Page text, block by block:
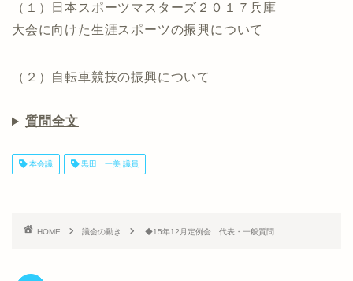
（１）日本スポーツマスターズ２０１７兵庫
大会に向けた生涯スポーツの振興について
（２）自転車競技の振興について
質問全文
本会議 黒田 一美 議員
HOME 議会の動き ◆15年12月定例会 代表・一般質問